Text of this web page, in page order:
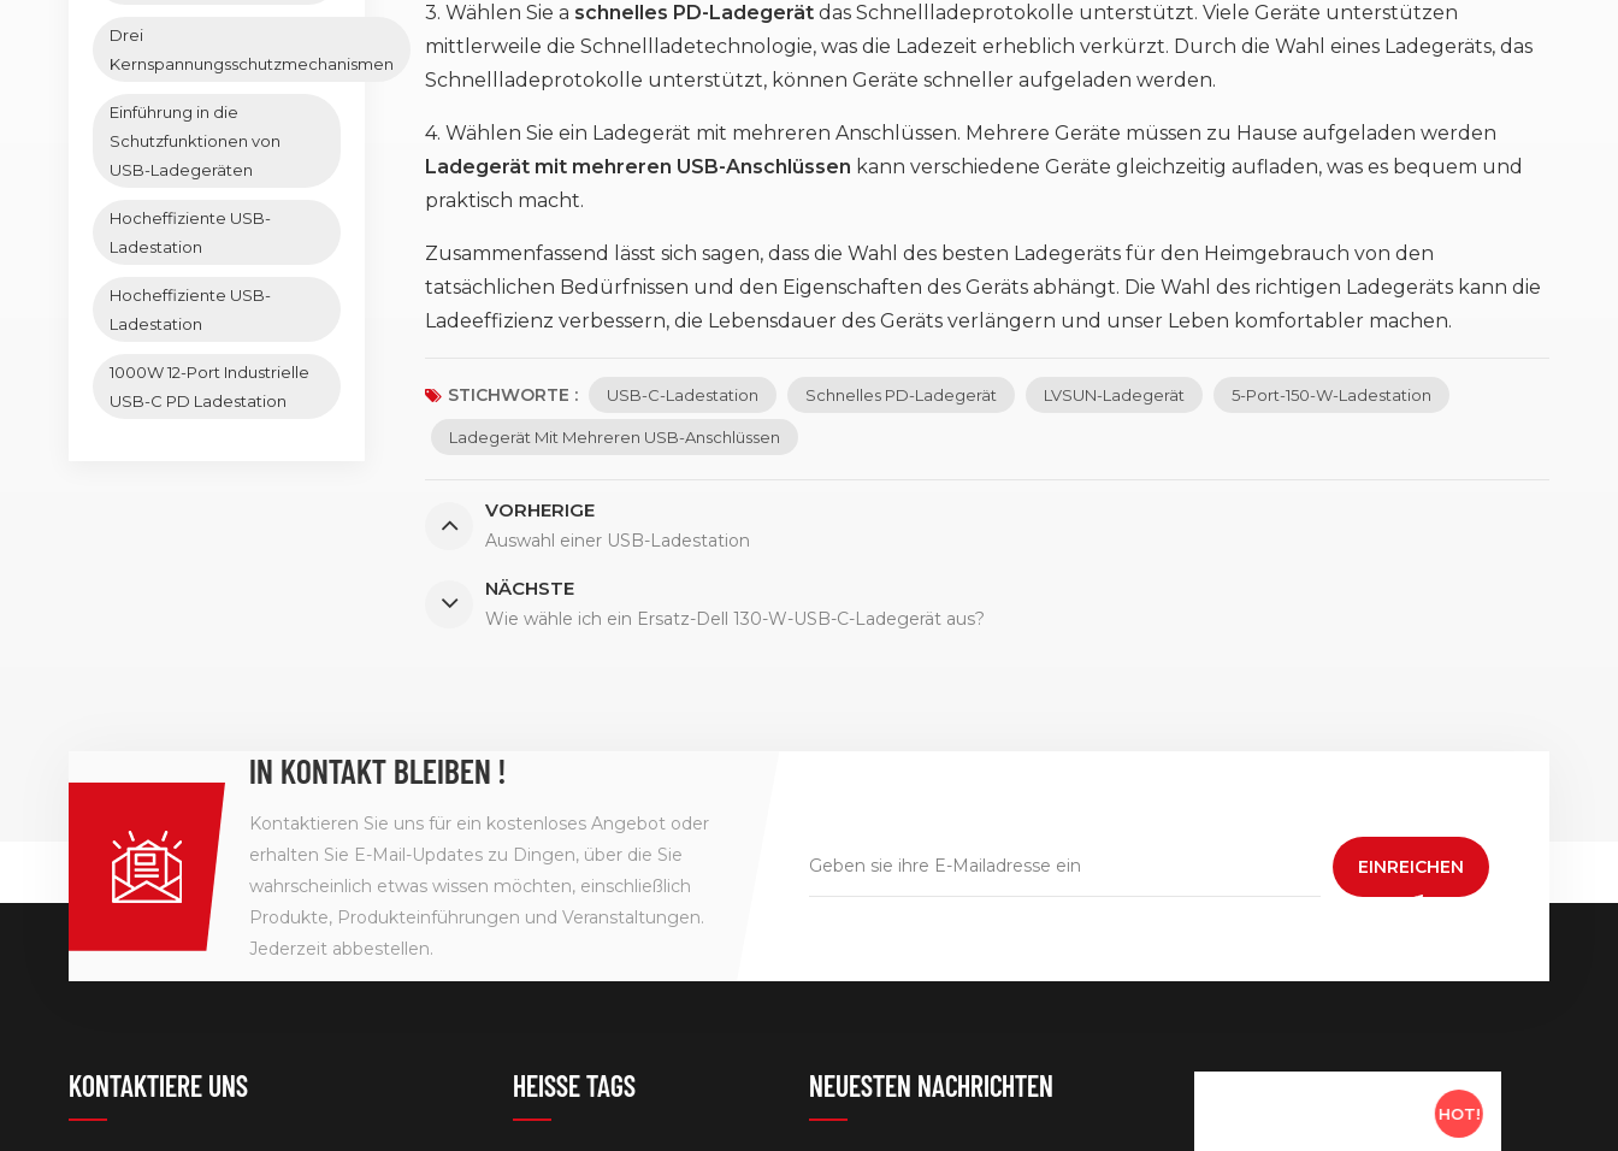
3. Wählen Sie a schnelles PD-Ladegerät das Schnellladeprotokolle unterstützt. Viele Geräte unterstützen
mittlerweile die Schnellladetechnologie, was die Ladezeit erheblich verkürzt. Durch die Wahl eines Ladegeräts, das
Schnellladeprotokolle unterstützt, können Geräte schneller aufgeladen werden.
4. Wählen Sie ein Ladegerät mit mehreren Anschlüssen. Mehrere Geräte müssen zu Hause aufgeladen werden
Ladegerät mit mehreren USB-Anschlüssen kann verschiedene Geräte gleichzeitig aufladen, was es bequem und
praktisch macht.
Zusammenfassend lässt sich sagen, dass die Wahl des besten Ladegeräts für den Heimgebrauch von den
tatsächlichen Bedürfnissen und den Eigenschaften des Geräts abhängt. Die Wahl des richtigen Ladegeräts kann die
Ladeeffizienz verbessern, die Lebensdauer des Geräts verlängern und unser Leben komfortabler machen.
STICHWORTE : USB-C-Ladestation Schnelles PD-Ladegerät LVSUN-Ladegerät 5-Port-150-W-Ladestation
Ladegerät Mit Mehreren USB-Anschlüssen
VORHERIGE
Auswahl einer USB-Ladestation
NÄCHSTE
Wie wähle ich ein Ersatz-Dell 130-W-USB-C-Ladegerät aus?
Drei
Kernspannungsschutzmechanismen
Einführung in die
Schutzfunktionen von
USB-Ladegeräten
Hocheffiziente USB-
Ladestation
Hocheffiziente USB-
Ladestation
1000W 12-Port Industrielle
USB-C PD Ladestation
IN KONTAKT BLEIBEN !
Kontaktieren Sie uns für ein kostenloses Angebot oder
erhalten Sie E-Mail-Updates zu Dingen, über die Sie
wahrscheinlich etwas wissen möchten, einschließlich
Produkte, Produkteinführungen und Veranstaltungen.
Jederzeit abbestellen.
EINREICHEN
KONTAKTIERE UNS HEISSE TAGS NEUESTEN NACHRICHTEN
HOT!